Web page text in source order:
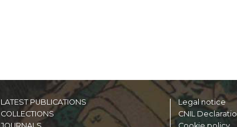
LATEST PUBLICATIONS
COLLECTIONS
Legal notice
CNIL